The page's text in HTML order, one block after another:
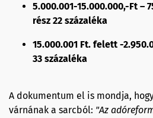
5.000.001-15.000.000,-Ft –
rész 22 százaléka
15.000.001 Ft. felett -
33 százaléka
A dokumentum el is mondja,
várnának a sarcból: "Az